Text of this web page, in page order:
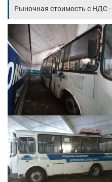
Рыночная стоимость с НДС -